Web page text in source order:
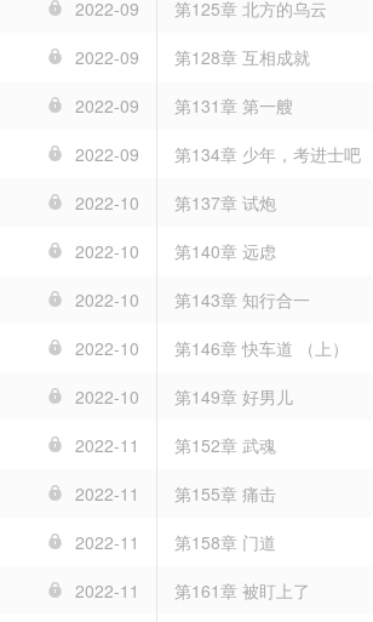
2022-09 第125章 北方的乌云
2022-09 第128章 互相成就
2022-09 第131章 第一艘
2022-09 第134章 少年，考进士吧
2022-10 第137章 试炮
2022-10 第140章 远虑
2022-10 第143章 知行合一
2022-10 第146章 快车道 （上）
2022-10 第149章 好男儿
2022-11 第152章 武魂
2022-11 第155章 痛击
2022-11 第158章 门道
2022-11 第161章 被盯上了